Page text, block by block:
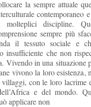
la sempre attuale
contemporaneo
molteplici discipline.
sempre più
il tessuto sociale e
insufficiente che non
Vivendo in una situazione
vivono la loro esistenza,
con le loro lacrime
e del mondo.
applicare non